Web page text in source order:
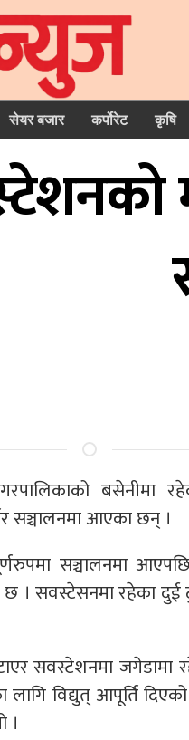
सेयर बजार कर्पोरेट कृषि
बसेनीमा
सञ्चालनमा आएका छन् ।
सञ्चालनमा
सवस्टेसनमा रहेका दुई
सवस्टेशनमा जगेडामा
विद्युत् आपूर्ति
।